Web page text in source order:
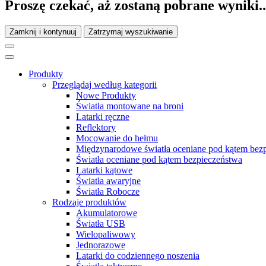
Proszę czekać, aż zostaną pobrane
Zamknij i kontynuuj Zatrzymaj wyszukiwanie
Produkty
Przeglądaj według kategorii
Nowe Produkty
Światła montowane na broni
Latarki ręczne
Reflektory
Mocowanie do hełmu
Międzynarodowe światła oceniane pod kątem
Światła oceniane pod kątem bezpieczeństwa
Latarki kątowe
Światła awaryjne
Światła Robocze
Rodzaje produktów
Akumulatorowe
Światła USB
Wielopaliwowy
Jednorazowe
Latarki do codziennego noszenia